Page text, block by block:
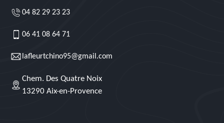
04 82 29 23 23
06 41 08 64 71
lafleurtchino95@gmail.com
Chem. Des Quatre Noix
13290 Aix-en-Provence